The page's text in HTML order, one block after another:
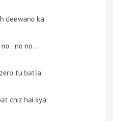
deewano ka
no…no no…
tu batla
chiz hai kya